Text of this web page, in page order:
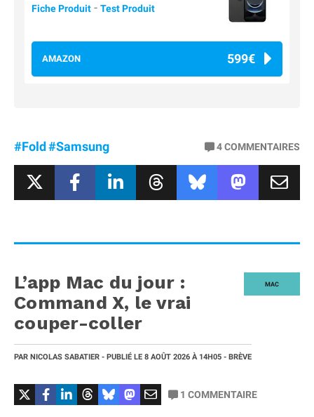
Fiche Produit - Test Produit
AMAZON 599€
#Fold#Samsung 4COMMENTAIRES
MAC
L’app Mac du jour :
Command X, le vrai
couper-coller
PAR NICOLAS SABATIER - PUBLIÉ LE 8 AOÛT 2026 À 14H05 - BRÈVE
1 COMMENTAIRE